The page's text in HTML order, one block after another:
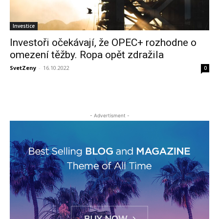
Investice
Investoři očekávají, že OPEC+ rozhodne o
omezení těžby. Ropa opět zdražila
SvetZeny - 16.10.2022 0
- Advertisment -